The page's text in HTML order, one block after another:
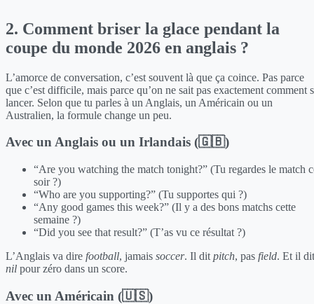
2. Comment briser la glace pendant la
coupe du monde 2026 en anglais ?
L’amorce de conversation, c’est souvent là que ça coince. Pas parce
que c’est difficile, mais parce qu’on ne sait pas exactement comment
lancer. Selon que tu parles à un Anglais, un Américain ou un
Australien, la formule change un peu.
Avec un Anglais ou un Irlandais (🇬🇧)
“Are you watching the match tonight?” (Tu regardes le match
soir ?)
“Who are you supporting?” (Tu supportes qui ?)
“Any good games this week?” (Il y a des bons matchs cette
semaine ?)
“Did you see that result?” (T’as vu ce résultat ?)
L’Anglais va dire football, jamais soccer. Il dit pitch, pas field. Et il dit
nil pour zéro dans un score.
Avec un Américain (🇺🇸)